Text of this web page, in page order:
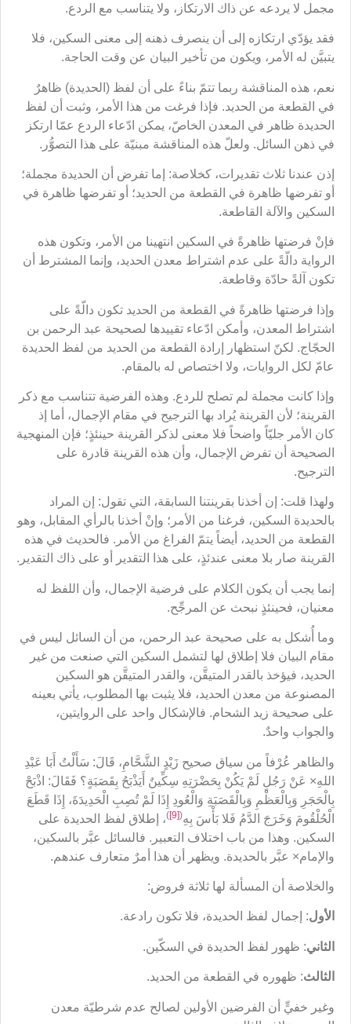
مجمل لا يردعه عن ذاك الارتكاز، ولا يتناسب مع الردع.
فقد يؤدّي ارتكازه إلى أن ينصرف ذهنه إلى معنى السكين، فلا
يتبيَّن له الأمر، ويكون من تأخير البيان عن وقت الحاجة.
نعم، هذه المناقشة ربما تتمّ بناءً على أن لفظ (الحديدة) ظاهرٌ
في القطعة من الحديد. فإذا فرغت من هذا الأمر، وثبت أن لفظ
الحديدة ظاهر في المعدن الخاصّ، يمكن ادّعاء الردع عمّا ارتكز
في ذهن السائل. ولعلّ هذه المناقشة مبنيّة على هذا التصوُّر.
إذن عندنا ثلاث تقديرات، كخلاصة: إما تفرض أن الحديدة مجملة؛
أو تفرضها ظاهرة في القطعة من الحديد؛ أو تفرضها ظاهرة في
السكين والآلة القاطعة.
فإنْ فرضتها ظاهرةً في السكين انتهينا من الأمر، وتكون هذه
الرواية دالّةً على عدم اشتراط معدن الحديد، وإنما المشترط أن
تكون آلةً حادّة وقاطعة.
وإذا فرضتها ظاهرةً في القطعة من الحديد تكون دالّةً على
اشتراط المعدن، وأمكن ادّعاء تقييدها لصحيحة عبد الرحمن بن
الحجّاج. لكنّ استظهار إرادة القطعة من الحديد من لفظ الحديدة
عامّ لكل الروايات، ولا اختصاص له بالمقام.
وإذا كانت مجملة لم تصلح للردع. وهذه الفرضية تتناسب مع ذكر
القرينة؛ لأن القرينة يُراد بها الترجيح في مقام الإجمال، أما إذ
كان الأمر جليّاً واضحاً فلا معنى لذكر القرينة حينئذٍ؛ فإن المنهجية
الصحيحة أن تفرض الإجمال، وأن هذه القرينة قادرة على
الترجيح.
ولهذا قلت: إن أخذنا بقرينتنا السابقة، التي تقول: إن المراد
بالحديدة السكين، فرغنا من الأمر؛ وإنْ أخذنا بالرأي المقابل، وهو
القطعة من الحديد، أيضاً يتمّ الفراغ من الأمر. فالحديث في هذه
القرينة صار بلا معنى عندئذٍ، على هذا التقدير أو على ذاك التقدير.
إنما يجب أن يكون الكلام على فرضية الإجمال، وأن اللفظ له
معنيان، فحينئذٍ نبحث عن المرجِّح.
وما أُشكل به على صحيحة عبد الرحمن، من أن السائل ليس في
مقام البيان فلا إطلاق لها لتشمل السكين التي صنعت من غير
الحديد، فيؤخذ بالقدر المتيقَّن، والقدر المتيقَّن هو السكين
المصنوعة من معدن الحديد، فلا يثبت بها المطلوب، يأتي بعينه
على صحيحة زيد الشحام. فالإشكال واحد على الروايتين،
والجواب واحدٌ.
والظاهر عُرْفاً من سياق صحيح زَيْدٍ الشَّحَّامِ، قَالَ: سَأَلْتُ أَبَا عَبْدِ
اللهِ× عَنْ رَجُلٍ لَمْ يَكُنْ بِحَضْرَتِهِ سِكِّينٌ أَيَذْبَحُ بِقَصَبَةٍ؟ فَقَالَ: اذْبَحْ
بِالْحَجَرِ وَبِالْعَظْمِ وَبِالْقَصَبَةِ وَالْعُودِ إِذَا لَمْ تُصِبِ الْحَدِيدَةَ، إِذَا قَطَعَ
الْحُلْقُومَ وَخَرَجَ الدَّمُ فَلا بَأْسَ بِهِ(
[9]
)، إطلاق لفظ الحديدة على
السكين. وهذا من باب اختلاف التعبير. فالسائل عبَّر بالسكين،
والإمام× عبَّر بالحديدة. ويظهر أن هذا أمرٌ متعارف عندهم.
والخلاصة أن المسألة لها ثلاثة فروض:
الأول: إجمال لفظ الحديدة، فلا تكون رادعة.
الثاني: ظهور لفظ الحديدة في السكّين.
الثالث: ظهوره في القطعة من الحديد.
وغير خفيٍّ أن الفرضين الأولين لصالح عدم شرطيّة معدن